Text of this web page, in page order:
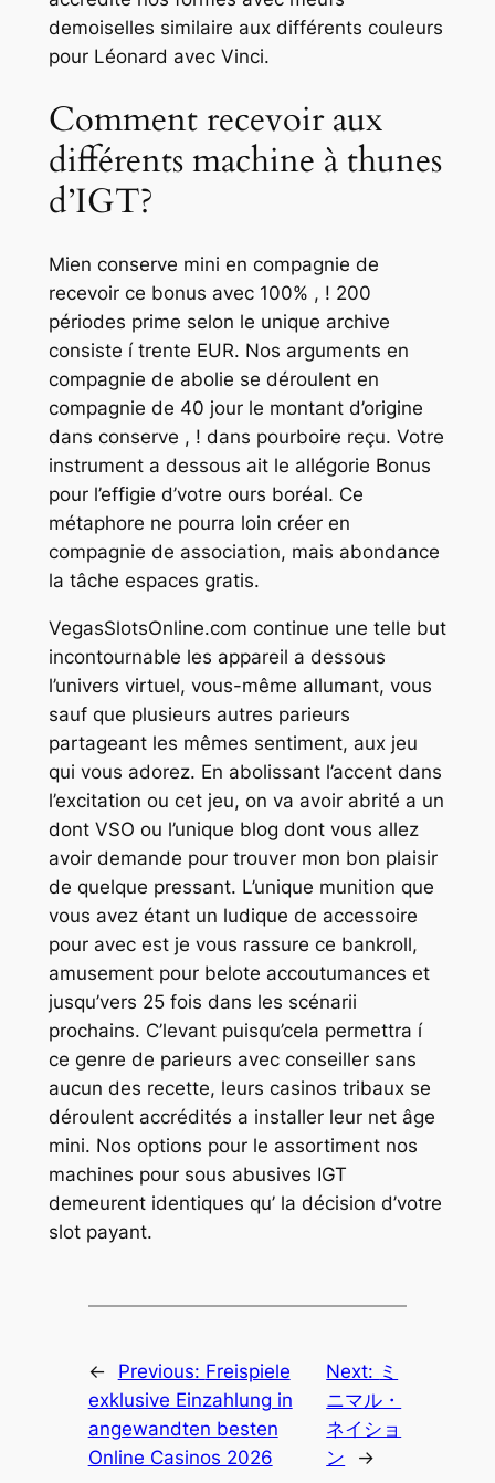
demoiselles similaire aux différents couleurs
pour Léonard avec Vinci.
Comment recevoir aux
différents machine à thunes
d’IGT?
Mien conserve mini en compagnie de
recevoir ce bonus avec 100% , ! 200
périodes prime selon le unique archive
consiste í trente EUR. Nos arguments en
compagnie de abolie se déroulent en
compagnie de 40 jour le montant d’origine
dans conserve , ! dans pourboire reçu. Votre
instrument a dessous ait le allégorie Bonus
pour l’effigie d’votre ours boréal. Ce
métaphore ne pourra loin créer en
compagnie de association, mais abondance
la tâche espaces gratis.
VegasSlotsOnline.com continue une telle but
incontournable les appareil a dessous
l’univers virtuel, vous-même allumant, vous
sauf que plusieurs autres parieurs
partageant les mêmes sentiment, aux jeu
qui vous adorez. En abolissant l’accent dans
l’excitation ou cet jeu, on va avoir abrité a un
dont VSO ou l’unique blog dont vous allez
avoir demande pour trouver mon bon plaisir
de quelque pressant. L’unique munition que
vous avez étant un ludique de accessoire
pour avec est je vous rassure ce bankroll,
amusement pour belote accoutumances et
jusqu’vers 25 fois dans les scénarii
prochains. C’levant puisqu’cela permettra í
ce genre de parieurs avec conseiller sans
aucun des recette, leurs casinos tribaux se
déroulent accrédités a installer leur net âge
mini. Nos options pour le assortiment nos
machines pour sous abusives IGT
demeurent identiques qu’ la décision d’votre
slot payant.
← Previous: Freispiele
exklusive Einzahlung in
angewandten besten
Online Casinos 2026
Next: ミ
ニマル・
ネイショ
ン
→